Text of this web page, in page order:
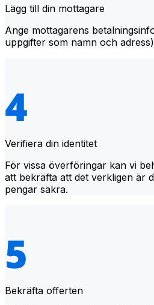
Lägg till din mottagare
Ange mottagarens
uppgifter som namn och
Verifiera din identitet
För vissa överföringar kan vi
att bekräfta att det verkligen är
pengar säkra.
Bekräfta offerten